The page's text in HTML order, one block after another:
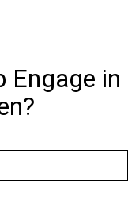
Engage in